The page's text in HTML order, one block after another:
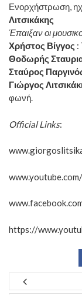
Ενορχήστρωση,
Λιτσικάκης
Έπαιξαν οι
Χρήστος Βίγγος :
Θοδωρής
Σταύρος
Γιώργος
φωνή.
Official Links:
https://